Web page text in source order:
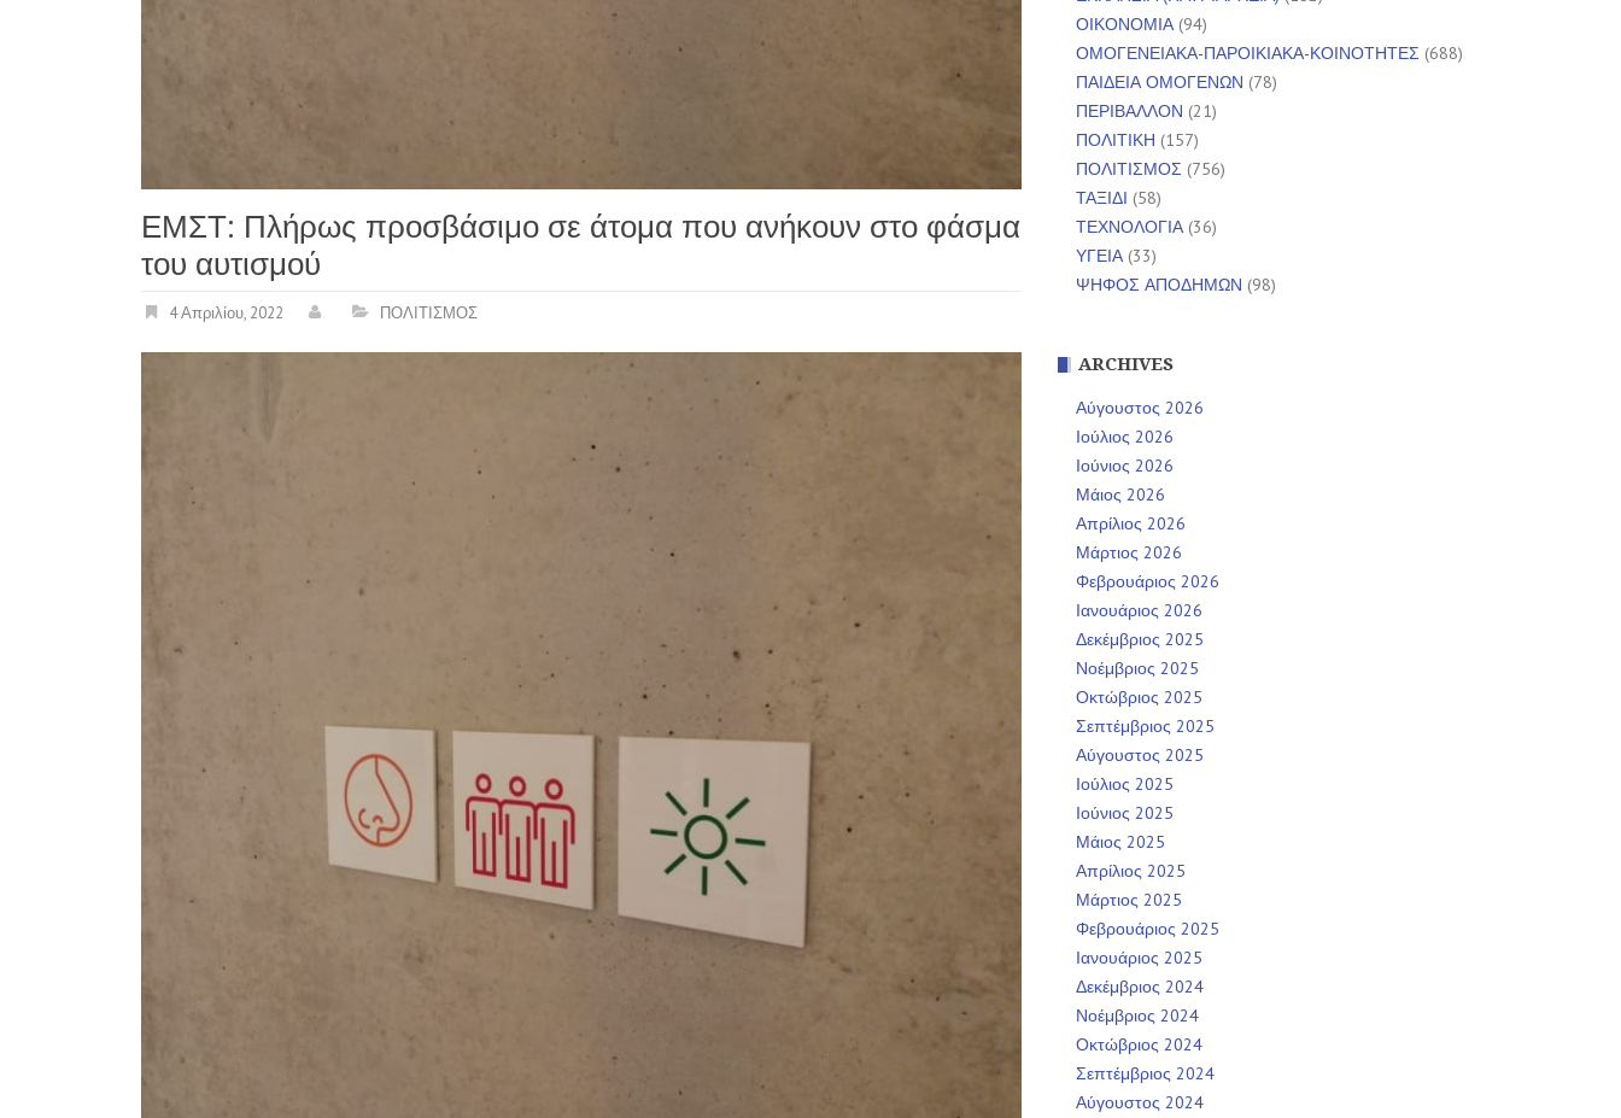
ΕΜΣΤ: Πλήρως προσβάσιμο σε άτομα που ανήκουν στο φάσμα
του αυτισμού
4 Απριλίου, 2022 ΠΟΛΙΤΙΣΜΟΣ
ΟΙΚΟΝΟΜΙΑ(94)
ΟΜΟΓΕΝΕΙΑΚΑ-ΠΑΡΟΙΚΙΑΚΑ-ΚΟΙΝΟΤΗΤΕΣ (688)
ΠΑΙΔΕΙΑ ΟΜΟΓΕΝΩΝ (78)
ΠΕΡΙΒΑΛΛΟΝ (21)
ΠΟΛΙΤΙΚΗ (157)
ΠΟΛΙΤΙΣΜΟΣ (756)
ΤΑΞΙΔΙ (58)
ΤΕΧΝΟΛΟΓΙΑ(36)
ΥΓΕΙΑ(33)
ΨΗΦΟΣ ΑΠΟΔΗΜΩΝ (98)
ARCHIVES
Αύγουστος 2026
Ιούλιος 2026
Ιούνιος 2026
Μάιος 2026
Απρίλιος 2026
Μάρτιος 2026
Φεβρουάριος 2026
Ιανουάριος 2026
Δεκέμβριος 2025
Νοέμβριος 2025
Οκτώβριος 2025
Σεπτέμβριος 2025
Αύγουστος 2025
Ιούλιος 2025
Ιούνιος 2025
Μάιος 2025
Απρίλιος 2025
Μάρτιος 2025
Φεβρουάριος 2025
Ιανουάριος 2025
Δεκέμβριος 2024
Νοέμβριος 2024
Οκτώβριος 2024
Σεπτέμβριος 2024
Αύγουστος 2024